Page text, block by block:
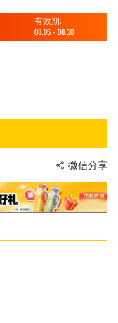
有效期:
08.05 - 08.30
微信分享